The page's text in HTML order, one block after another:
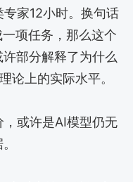
家12小时。换句话
项任务，那么这个
部分解释了为什么
论上的实际水平。
或许是AI模型仍无